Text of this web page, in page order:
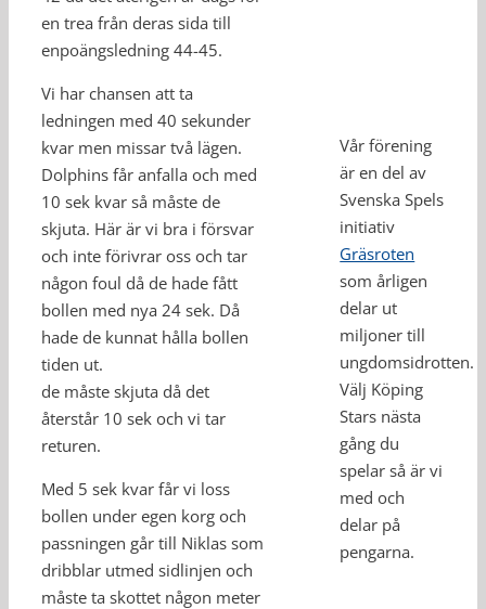
en trea från deras sida till
enpoängsledning 44-45.
Vi har chansen att ta
ledningen med 40 sekunder
kvar men missar två lägen.
Dolphins får anfalla och med
10 sek kvar så måste de
skjuta. Här är vi bra i försvar
och inte förivrar oss och tar
någon foul då de hade fått
bollen med nya 24 sek. Då
hade de kunnat hålla bollen
tiden ut.
de måste skjuta då det
återstår 10 sek och vi tar
returen.
Med 5 sek kvar får vi loss
bollen under egen korg och
passningen går till Niklas som
dribblar utmed sidlinjen och
måste ta skottet någon meter
Vår förening
är en del av
Svenska Spels
initiativ
Gräsroten
som årligen
delar ut
miljoner till
ungdomsidrotten.
Välj Köping
Stars nästa
gång du
spelar så är vi
med och
delar på
pengarna.